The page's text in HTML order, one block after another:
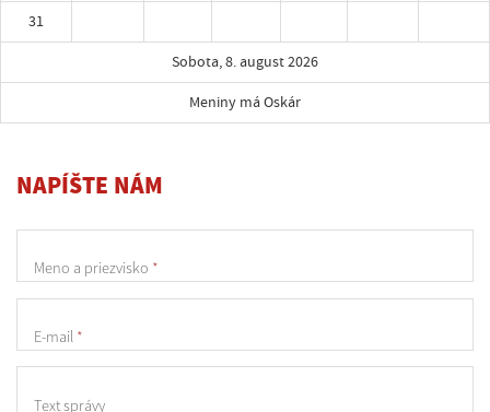
31
Sobota, 8. august 2026
Meniny má Oskár
NAPÍŠTE NÁM
Meno a priezvisko *
E-mail *
Text správy